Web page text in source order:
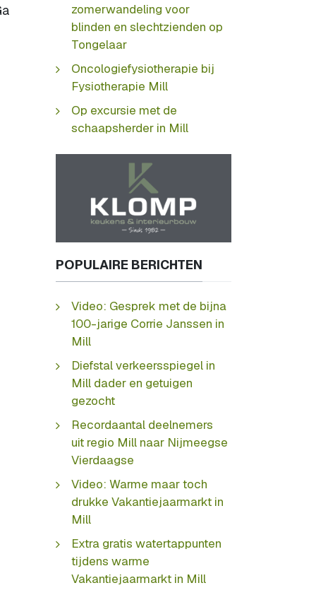
zomerwandeling voor
blinden en slechtzienden op
Tongelaar
Oncologiefysiotherapie bij
Fysiotherapie Mill
Op excursie met de
schaapsherder in Mill
POPULAIRE BERICHTEN
Video: Gesprek met de bijna
100-jarige Corrie Janssen in
Mill
Diefstal verkeersspiegel in
Mill dader en getuigen
gezocht
Recordaantal deelnemers
uit regio Mill naar Nijmeegse
Vierdaagse
Video: Warme maar toch
drukke Vakantiejaarmarkt in
Mill
Extra gratis watertappunten
tijdens warme
Vakantiejaarmarkt in Mill